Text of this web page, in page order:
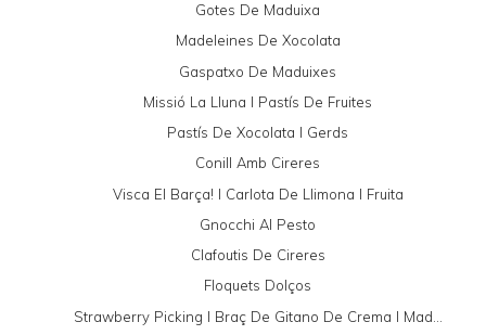
Gotes De Maduixa
Madeleines De Xocolata
Gaspatxo De Maduixes
Missió La Lluna I Pastís De Fruites
Pastís De Xocolata I Gerds
Conill Amb Cireres
Visca El Barça! I Carlota De Llimona I Fruita
Gnocchi Al Pesto
Clafoutis De Cireres
Floquets Dolços
Strawberry Picking I Braç De Gitano De Crema I Mad...